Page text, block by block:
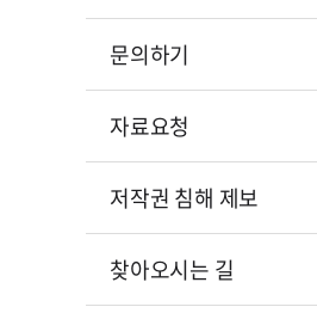
문의하기
자료요청
저작권 침해 제보
찾아오시는 길